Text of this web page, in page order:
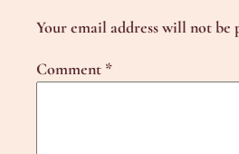
Your email address will not be
Comment *